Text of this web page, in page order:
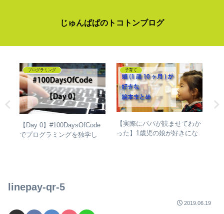
じゅんぱぱのトコトンブログ
プログラミング
【Day 0】#100DaysOfCode
でプログラミングを独学し
子育て
【実際にパパが読ませてわか
った】1歳児の娘が好きにな
linepay-qr-5
2019.06.19